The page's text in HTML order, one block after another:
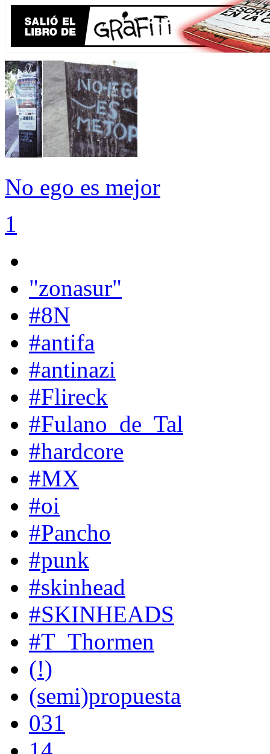
No ego es mejor
1
"zonasur"
#8N
#antifa
#antinazi
#Flireck
#Fulano_de_Tal
#hardcore
#MX
#oi
#Pancho
#punk
#skinhead
#SKINHEADS
#T_Thormen
(!)
(semi)propuesta
031